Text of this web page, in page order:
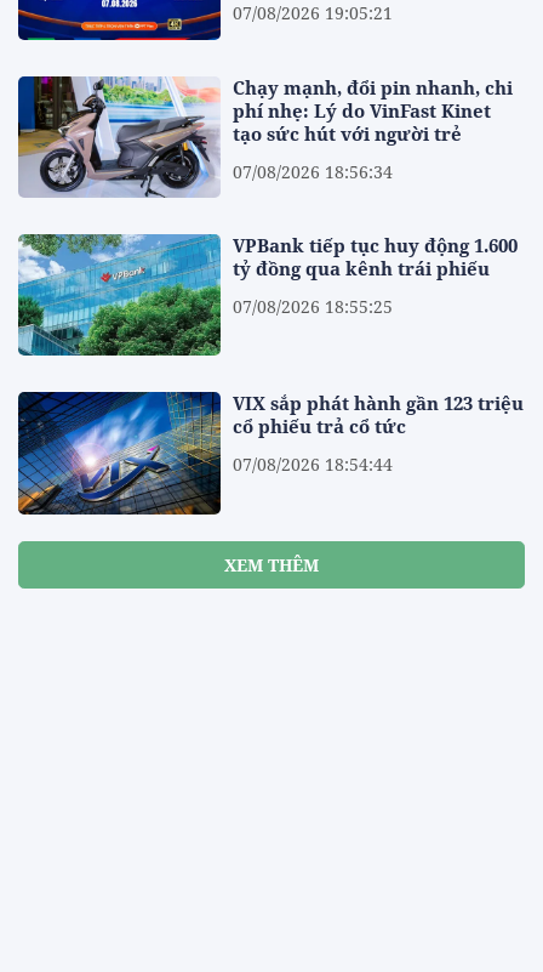
07/08/2026 19:05:21
Chạy mạnh, đổi pin nhanh, chi
phí nhẹ: Lý do VinFast Kinet
tạo sức hút với người trẻ
07/08/2026 18:56:34
VPBank tiếp tục huy động 1.600
tỷ đồng qua kênh trái phiếu
07/08/2026 18:55:25
VIX sắp phát hành gần 123 triệu
cổ phiếu trả cổ tức
07/08/2026 18:54:44
XEM THÊM